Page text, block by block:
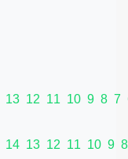
13 12 11 10 9 8 7
14 13 12 11 10 9 8